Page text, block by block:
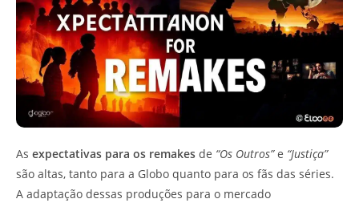
As expectativas para os remakes de “Os Outros”e “Justiça”
são altas, tanto para a Globo quanto para os fãs das séries.
A adaptação dessas produções para o mercado